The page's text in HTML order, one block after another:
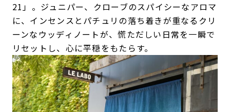
21」。ジュニパー、クローブのスパイシーなアロマ
に、インセンスとパチュリの落ち着きが重なるクリ
ーンなウッディノートが、慌ただしい日常を一瞬で
リセットし、心に平穏をもたらす。